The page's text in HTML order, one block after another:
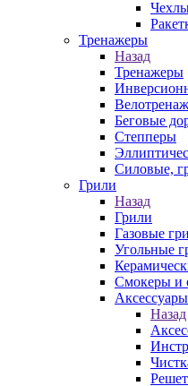
Тренажеры
Назад
Тренажеры
Беговые
Степперы
Силовые,
Грили
Назад
Грили
Газовые
Угольные
Смокеры и
Аксессуары
Назад